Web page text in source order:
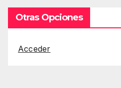
Otras Opciones
Acceder